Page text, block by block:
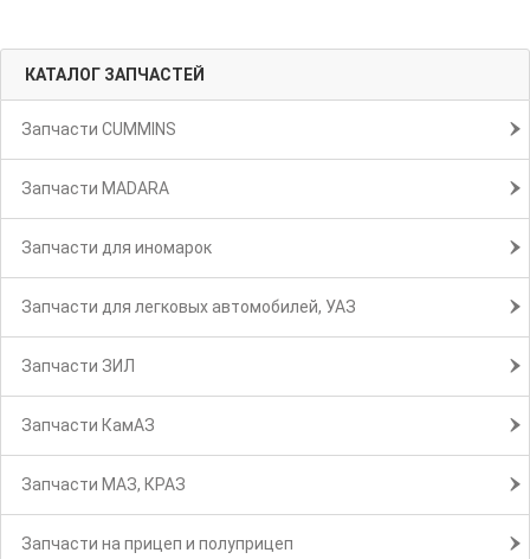
КАТАЛОГ ЗАПЧАСТЕЙ
Запчасти CUMMINS
Запчасти MADARA
Запчасти для иномарок
Запчасти для легковых автомобилей, УАЗ
Запчасти ЗИЛ
Запчасти КамАЗ
Запчасти МАЗ, КРАЗ
Запчасти на прицеп и полуприцеп